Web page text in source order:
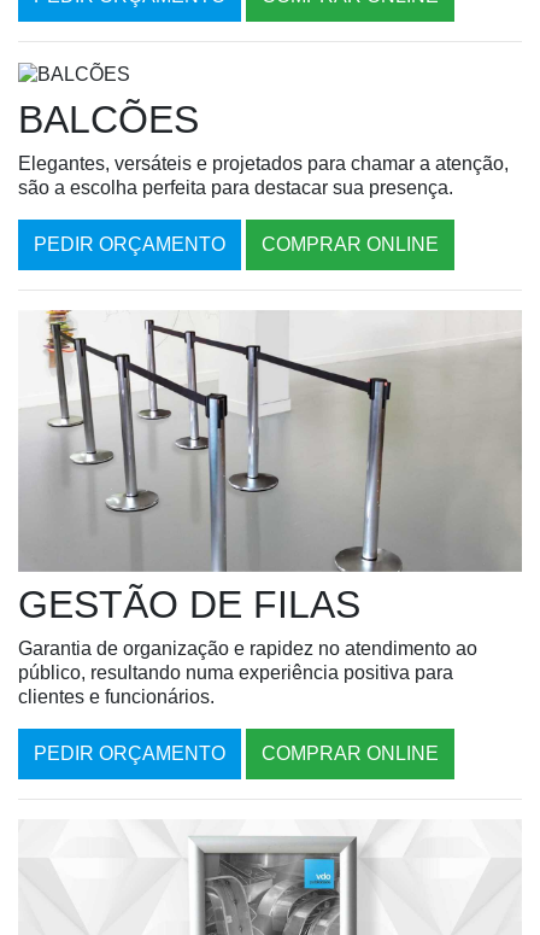
BALCÕES
Elegantes, versáteis e projetados para chamar a atenção,
são a escolha perfeita para destacar sua presença.
PEDIR ORÇAMENTO COMPRAR ONLINE
GESTÃO DE FILAS
Garantia de organização e rapidez no atendimento ao
público, resultando numa experiência positiva para
clientes e funcionários.
PEDIR ORÇAMENTO COMPRAR ONLINE